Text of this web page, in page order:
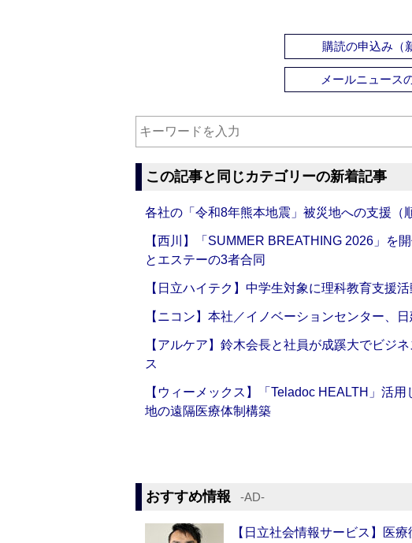
購読の申込み（
メールニュース
この記事と同じカテゴリーの新着記事
各社の「令和8年熊本地震」被災地への支援（
【西川】「SUMMER BREATHING 2026」を
とエステーの3者合同
【日立ハイテク】中学生対象に理科教育支援
【ニコン】本社／イノベーションセンター、
【アルケア】鈴木会長と社員が成蹊大でビジ
ス
【ウィーメックス】「Teladoc HEALTH」活
地の遠隔医療体制構築
おすすめ情報 ‐AD‐
【日立社会情報サービス】医